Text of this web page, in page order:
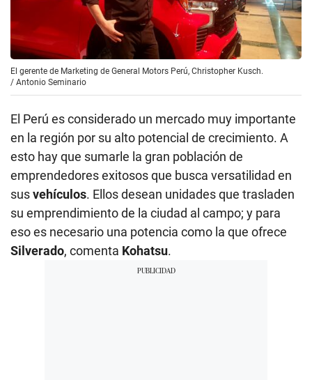
El gerente de Marketing de General Motors Perú, Christopher Kusch.
/ Antonio Seminario
El Perú es considerado un mercado muy importante
en la región por su alto potencial de crecimiento. A
esto hay que sumarle la gran población de
emprendedores exitosos que busca versatilidad en
susvehículos. Ellos desean unidades que trasladen
su emprendimiento de la ciudad al campo; y para
eso es necesario una potencia como la que ofrece
Silverado, comenta Kohatsu.